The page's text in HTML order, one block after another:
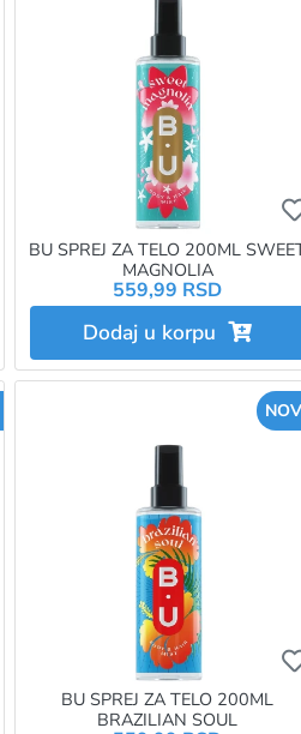
Ukoliko želite da dodate proizvod
BU SPREJ ZA TELO 200ML
MAGNOLIA
559,99 RSD
Dodaj u korpu
Ukoliko želite da dodate proizvod
BU SPREJ ZA TELO 200ML
BRAZILIAN SOUL